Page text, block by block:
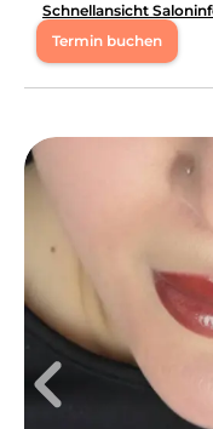
Schnellansicht
Termin buchen
Mo 09:00 - 18:00
Di
09:00 - 18:00
09:00 - 18:00
Sa 09:00 - 18:00